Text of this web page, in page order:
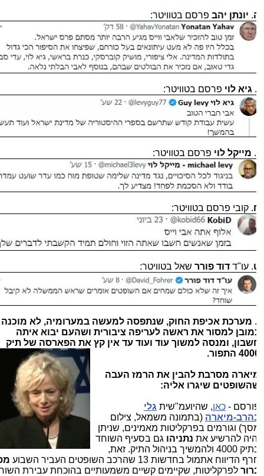
יונתן יהבפרסם בטוויטר:
גיא לויפרסם בטוויטר:
מייקל לויפרסם בטוויטר:
. קובי פרסם בטוויטר:
. עו"דדוד פוררשאל בטוויטר:
מערכת אכיפת החוק, שנתפסה למעשה במערומיה, לא מוכנה
למסור את ראשה לעריפה ציבורית ושהעם יבוא איתה
ומנסה למשוך עוד ועוד עד אין קץ את הפארסה של תיק
התפור.
מסרבת להבין את הרמז העבה
שיגרו אליה:
- כאן, שהיועמ"שיתגלי
מיארה(בתמונה משמאל, צילום
וגורמים בפרקליטות מאמינים, שניתן
להרשיע אתנתניהוגם בסעיף השוחד
בתיק 4000 ולהמשיך בניהול התיק. זאת,
הדיווח אתמול בחדשות 13 שהרכב השופטים העביר השבוע
לפרקליטות, שקיימים קשיים משמעותיים בהוכחת עבירת